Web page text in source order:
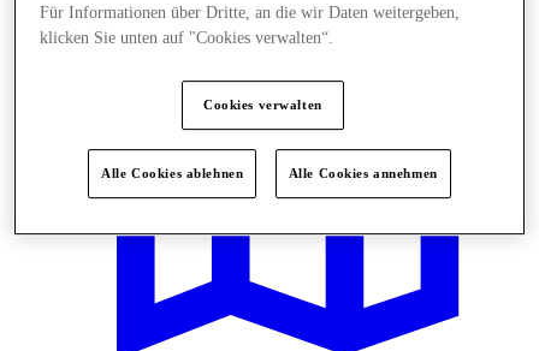
Für Informationen über Dritte, an die wir Daten weitergeben,
klicken Sie unten auf "Cookies verwalten“.
Cookies verwalten
Alle Cookies ablehnen Alle Cookies annehmen